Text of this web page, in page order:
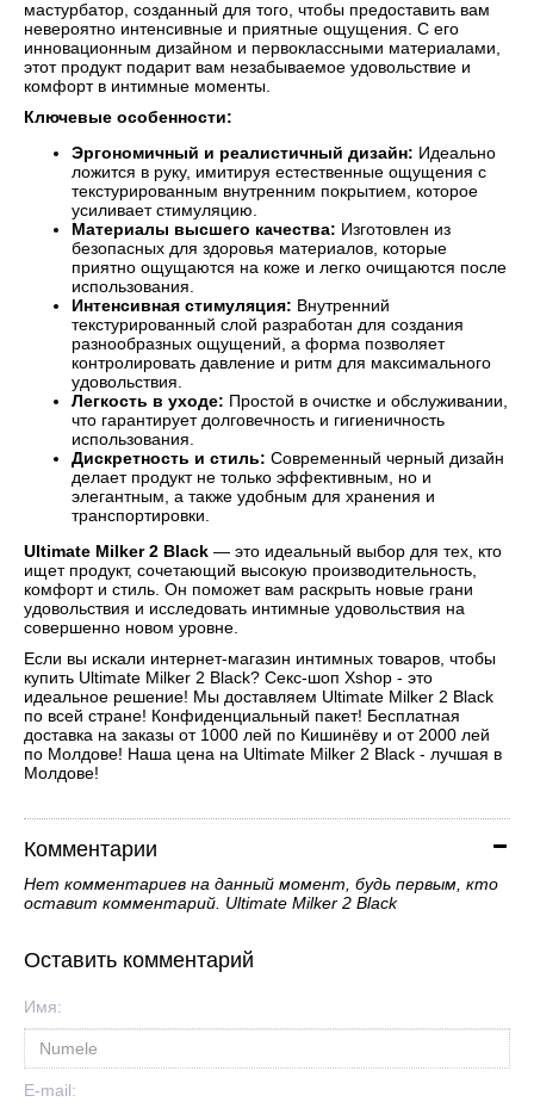
мастурбатор, созданный для того, чтобы предоставить вам
невероятно интенсивные и приятные ощущения. С его
инновационным дизайном и первоклассными материалами,
этот продукт подарит вам незабываемое удовольствие и
комфорт в интимные моменты.
Ключевые особенности:
Эргономичный и реалистичный дизайн: Идеально
ложится в руку, имитируя естественные ощущения с
текстурированным внутренним покрытием, которое
усиливает стимуляцию.
Материалы высшего качества: Изготовлен из
безопасных для здоровья материалов, которые
приятно ощущаются на коже и легко очищаются после
использования.
Интенсивная стимуляция: Внутренний
текстурированный слой разработан для создания
разнообразных ощущений, а форма позволяет
контролировать давление и ритм для максимального
удовольствия.
Легкость в уходе: Простой в очистке и обслуживании,
что гарантирует долговечность и гигиеничность
использования.
Дискретность и стиль: Современный черный дизайн
делает продукт не только эффективным, но и
элегантным, а также удобным для хранения и
транспортировки.
Ultimate Milker 2 Black — это идеальный выбор для тех, кто
ищет продукт, сочетающий высокую производительность,
комфорт и стиль. Он поможет вам раскрыть новые грани
удовольствия и исследовать интимные удовольствия на
совершенно новом уровне.
Если вы искали интернет-магазин интимных товаров, чтобы
купить Ultimate Milker 2 Black? Секс-шоп Xshop - это
идеальное решение! Мы доставляем Ultimate Milker 2 Black
по всей стране! Конфиденциальный пакет! Бесплатная
доставка на заказы от 1000 лей по Кишинёву и от 2000 лей
по Молдове! Наша цена на Ultimate Milker 2 Black - лучшая в
Молдове!
Комментарии
Нет комментариев на данный момент, будь первым, кто
оставит комментарий. Ultimate Milker 2 Black
Оставить комментарий
Имя:
E-mail: